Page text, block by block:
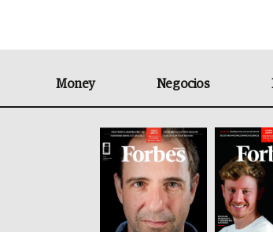
Money Negocios